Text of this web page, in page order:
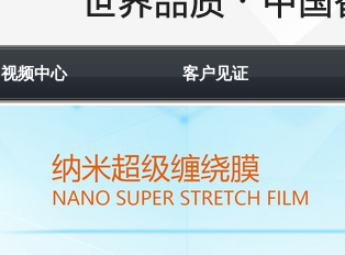
视频中心 客户见证